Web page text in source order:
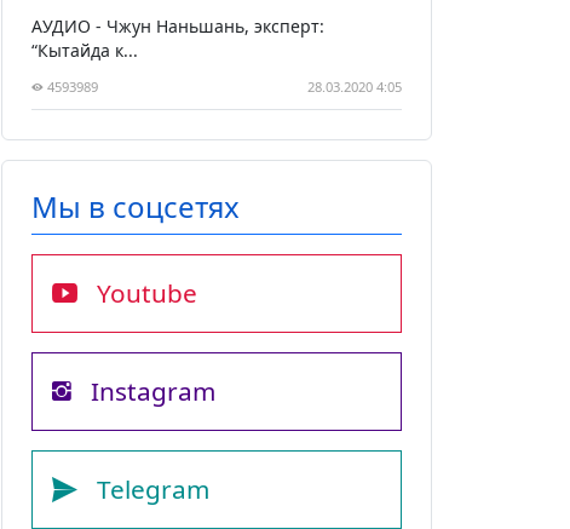
АУДИО - Чжун Наньшань, эксперт:
“Кытайда к...
4593989 28.03.2020 4:05
Мы в соцсетях
Youtube
Instagram
Telegram